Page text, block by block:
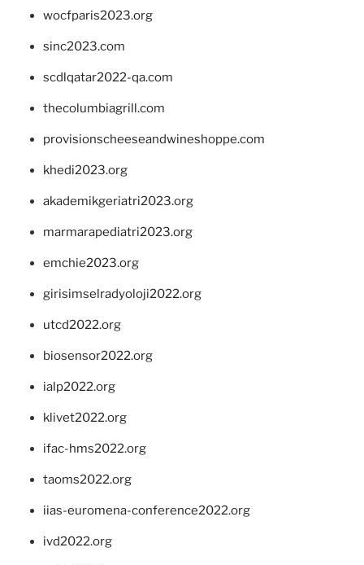
wocfparis2023.org
sinc2023.com
scdlqatar2022-qa.com
thecolumbiagrill.com
provisionscheeseandwineshoppe.com
khedi2023.org
akademikgeriatri2023.org
marmarapediatri2023.org
emchie2023.org
girisimselradyoloji2022.org
utcd2022.org
biosensor2022.org
ialp2022.org
klivet2022.org
ifac-hms2022.org
taoms2022.org
iias-euromena-conference2022.org
ivd2022.org